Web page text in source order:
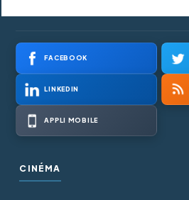
FACEBOOK
LINKEDIN
APPLI MOBILE
CINÉMA